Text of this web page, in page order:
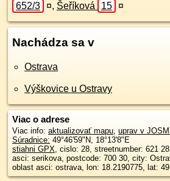
652/3 ¤, Šeříková 15 ¤
Nachádza sa v
Ostrava
Výškovice u Ostravy
Viac o adrese
Viac info: aktualizovať mapu, uprav v
Súradnice: 49°46'59"N, 18°13'8"E
stiahni GPX, cislo: 28, streetnumber: 621
asci: serikova, postcode: 700 30, city: Ostrava, Výškovice u
oblast asci: ostrava, lon: 18.2190775, lat: